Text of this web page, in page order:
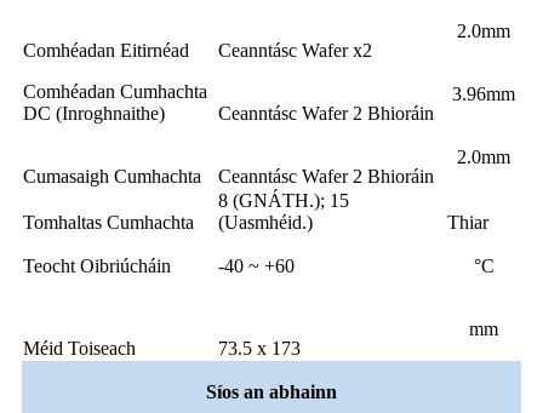
Comhéadan Eitirnéad Ceanntásc Wafer x2
2.0mm
Comhéadan Cumhachta
DC (Inroghnaithe)
Ceanntásc Wafer 2 Bhioráin
3.96mm
Cumasaigh Cumhachta Ceanntásc Wafer 2 Bhioráin
2.0mm
Tomhaltas Cumhachta
8 (GNÁTH.); 15
(Uasmhéid.)
Thiar
Teocht Oibriúcháin -40 ~ +60 °C
Méid Toiseach 73.5 x 173
mm
Síos an abhainn